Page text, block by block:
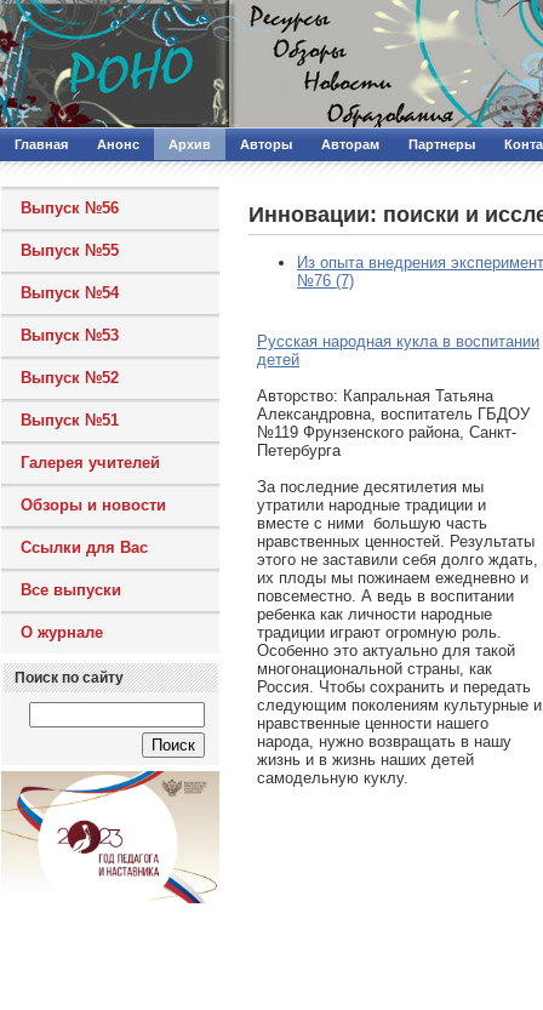
Главная Анонс Архив Авторы Авторам Партнеры
Выпуск №56
Выпуск №55
Выпуск №54
Выпуск №53
Выпуск №52
Выпуск №51
Галерея учителей
Обзоры и новости
Ссылки для Вас
Все выпуски
О журнале
Поиск по сайту
Инновации: поиски и
Из опыта внедрения
№76 (7)
Русская народная кукла в воспитании
детей
Авторcтво: Капральная Татьяна
Александровна, воспитатель ГБДОУ
№119 Фрунзенского района, Санкт-
Петербурга
За последние десятилетия мы
утратили народные традиции и
вместе с ними большую часть
нравственных ценностей. Результаты
этого не заставили себя долго ждать,
их плоды мы пожинаем ежедневно и
повсеместно. А ведь в воспитании
ребенка как личности народные
традиции играют огромную роль.
Особенно это актуально для такой
многонациональной страны, как
Россия. Чтобы сохранить и передать
следующим поколениям культурные и
нравственные ценности нашего
народа, нужно возвращать в нашу
жизнь и в жизнь наших детей
самодельную куклу.